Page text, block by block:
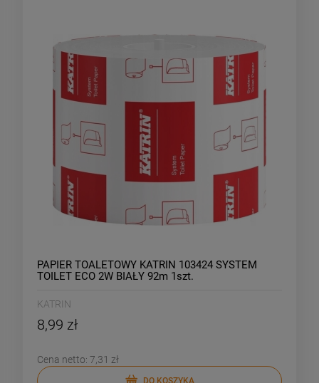
PAPIER TOALETOWY KATRIN 103424 SYSTEM
TOILET ECO 2W BIAŁY 92m 1szt.
KATRIN
8,99 zł
Cena netto: 7,31 zł
DO KOSZYKA